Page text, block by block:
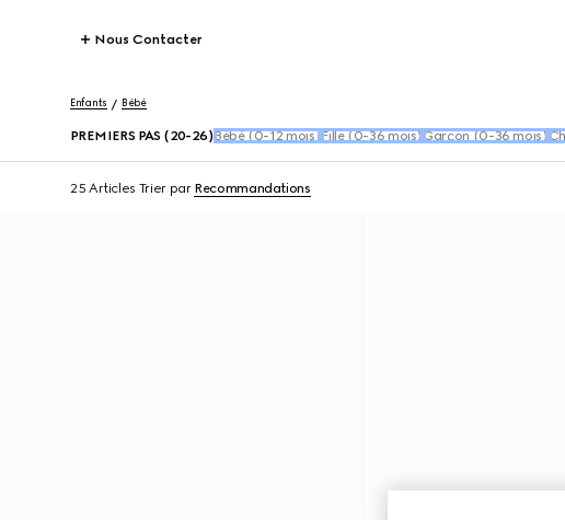
Nous Contacter
Enfants Bébé
PREMIERS PAS (20-26) Bébé (0-12 mois) Fille (0-36 mois) Garçon (0-36 mois)
25 Articles Trier par Recommandations